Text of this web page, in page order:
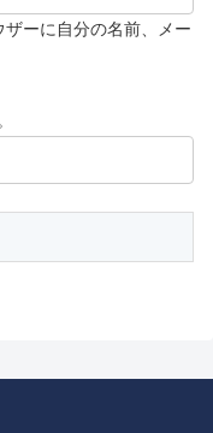
ーに自分の名前、メー